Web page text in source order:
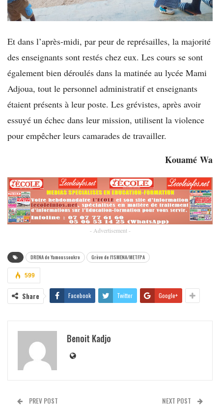
Et dans l’après-midi, par peur de représailles, la majorité
des enseignants sont restés chez eux. Les cours se sont
également bien déroulés dans la matinée au lycée Mami
Adjoua, tout le personnel administratif et enseignants
étaient présents à leur poste. Les grévistes, après avoir
essuyé un échec dans leur mission, utilisent la violence
pour empêcher leurs camarades de travailler.
Kouamé Wa
- Advertisement -
DRENA de Yamoussoukro Grève de l'ISMENA/METFPA
599
Share Facebook Twitter Google+
Benoit Kadjo
PREV POST NEXT POST